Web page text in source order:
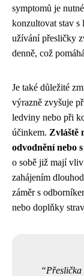
symptomů je
konzultovat stav s
užívání přesličky
denně, což
Je také důležité
výrazně zvyšuje
ledviny nebo při
účinkem. Zvláště
odvodnění nebo
o sobě již mají
zahájením
záměr s
nebo doplňky
Přeslička